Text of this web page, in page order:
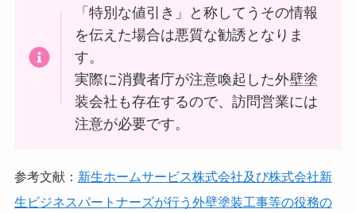
「特別な値引き」と称してうその情報
を伝えた場合は悪質な勧誘となりま
す。
実際に消費者庁が注意喚起した外壁塗
装会社も存在するので、訪問営業には
注意が必要です。
参考文献： 新生ホームサービス株式会社及び株式会社新
生ビジネスパートナーズが行う外壁塗装工事等の役務の